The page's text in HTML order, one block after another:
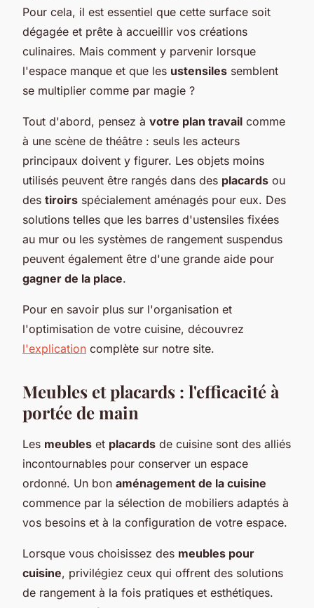
Pour cela, il est essentiel que cette surface soit
dégagée et prête à accueillir vos créations
culinaires. Mais comment y parvenir lorsque
l'espace manque et que les ustensiles semblent
se multiplier comme par magie ?
Tout d'abord, pensez à votre plan travail comme
à une scène de théâtre : seuls les acteurs
principaux doivent y figurer. Les objets moins
utilisés peuvent être rangés dans des placards ou
des tiroirs spécialement aménagés pour eux. Des
solutions telles que les barres d'ustensiles fixées
au mur ou les systèmes de rangement suspendus
peuvent également être d'une grande aide pour
gagner de la place.
Pour en savoir plus sur l'organisation et
l'optimisation de votre cuisine, découvrez
l'explication complète sur notre site.
Meubles et placards : l'efficacité à
portée de main
Les meubles et placards de cuisine sont des alliés
incontournables pour conserver un espace
ordonné. Un bon aménagement de la cuisine
commence par la sélection de mobiliers adaptés à
vos besoins et à la configuration de votre espace.
Lorsque vous choisissez des meubles pour
cuisine, privilégiez ceux qui offrent des solutions
de rangement à la fois pratiques et esthétiques.